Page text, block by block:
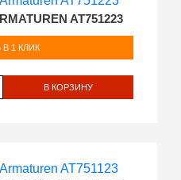
AT751223
1 КЛИК
В КОРЗИНУ